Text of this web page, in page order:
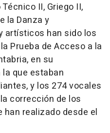
II, Griego II,
la Danza y
artísticos han sido los
Prueba de Acceso a la
en su
que estaban
y los 274 vocales
corrección de los
han realizado desde el